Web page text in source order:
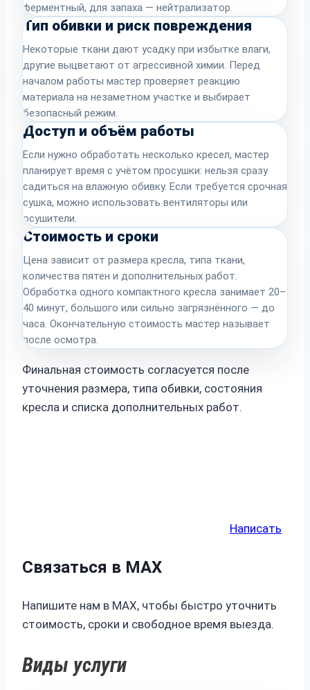
ферментный, для запаха — нейтрализатор.
Тип обивки и риск повреждения
Некоторые ткани дают усадку при избытке влаги,
другие выцветают от агрессивной химии. Перед
началом работы мастер проверяет реакцию
материала на незаметном участке и выбирает
безопасный режим.
Доступ и объём работы
Если нужно обработать несколько кресел, мастер
планирует время с учётом просушки: нельзя сразу
садиться на влажную обивку. Если требуется срочная
сушка, можно использовать вентиляторы или
осушители.
Стоимость и сроки
Цена зависит от размера кресла, типа ткани,
количества пятен и дополнительных работ.
Обработка одного компактного кресла занимает 20–
40 минут, большого или сильно загрязнённого — до
часа. Окончательную стоимость мастер называет
после осмотра.
Финальная стоимость согласуется после
уточнения размера, типа обивки, состояния
кресла и списка дополнительных работ.
Написать
Связаться в MAX
Напишите нам в MAX, чтобы быстро уточнить
стоимость, сроки и свободное время выезда.
Виды услуги